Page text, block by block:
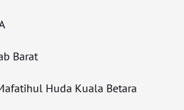
Barat
Huda Kuala Betara